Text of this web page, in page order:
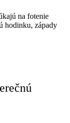
na fotenie
hodinku, západy